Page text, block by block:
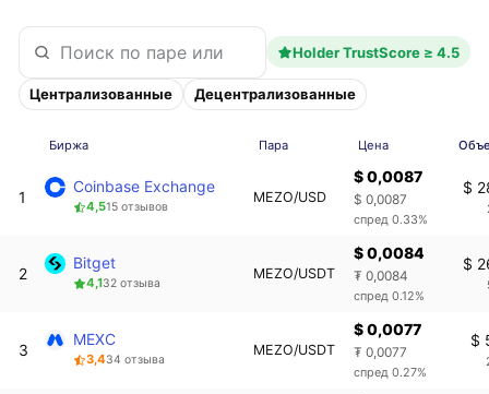
Holder TrustScore ≥ 4.5
Централизованные Децентрализованные
Биржа Пара Цена
1
Coinbase Exchange
4,515 отзывов
MEZO/USD
$ 0,0087
$ 0,0087
спред 0.33%
$
2
Bitget
4,132 отзыва
MEZO/USDT
$ 0,0084
₮ 0,0084
спред 0.12%
$
3
MEXC
3,434 отзыва
MEZO/USDT
$ 0,0077
₮ 0,0077
спред 0.27%
$